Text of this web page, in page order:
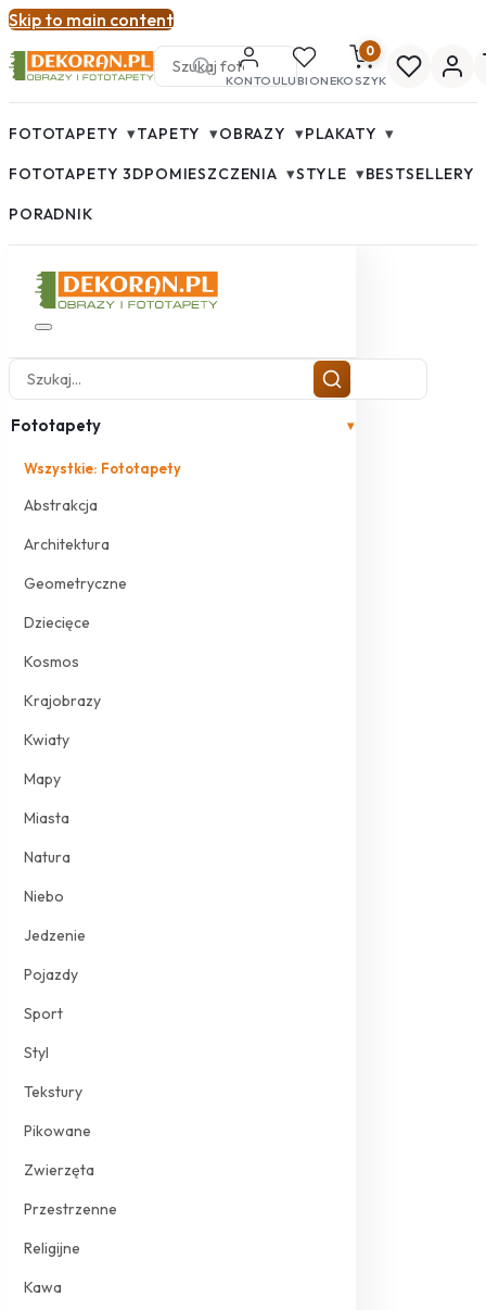
Skip to main content
KONTOULUBIONE
0
KOSZYK
FOTOTAPETY ▾TAPETY ▾OBRAZY ▾PLAKATY ▾
FOTOTAPETY 3DPOMIESZCZENIA ▾STYLE ▾BESTSELLERY
PORADNIK
Fototapety ▾
Wszystkie: Fototapety
Abstrakcja
Architektura
Geometryczne
Dziecięce
Kosmos
Krajobrazy
Kwiaty
Mapy
Miasta
Natura
Niebo
Jedzenie
Pojazdy
Sport
Styl
Tekstury
Pikowane
Zwierzęta
Przestrzenne
Religijne
Kawa